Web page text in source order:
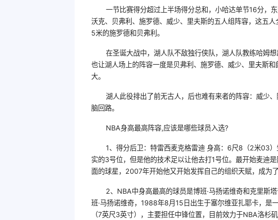
一节比赛得分超过上半场得分总和，小哈达单节16分，
沃克、贝弗利、施罗德、威少、里夫斯的五人组阵容，这五
5米的施罗德和贝弗利。
在圣诞大战中，湖人队不敌独行侠队，湖人队教练哈姆
也让湖人场上的阵容一度是贝弗利、施罗德、威少、里夫斯
大。
湖人此役排出了前无古人，后也难有来者的阵容：威少
脑回路。
NBA身高最高阵容,应该是哪些球员入选?
1、得分后卫：特雷西麦克格雷迪 身高：6尺8（2米03
实的3号位，但是他的技术足以让他去打1号位。最开始麦迪
面的球星，2007年开始他又开始发挥自己的组织天赋，成为了
2、NBA中身高最高的球员是博班·马扬诺维奇和克里斯
班·马扬诺维奇，1988年8月15日出生于塞尔维亚扎耶卡，是
（7英尺3英寸），主要担任中锋位置，目前效力于NBA洛杉矶